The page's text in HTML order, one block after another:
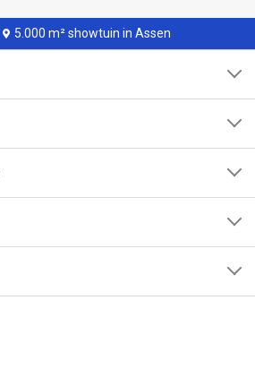
5.000 m² showtuin in Assen